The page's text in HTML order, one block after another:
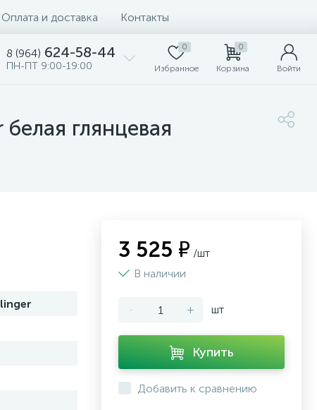
Оплата и доставка Контакты
8 (964) 624-58-44
ПН-ПТ 9:00-19:00
0
Избранное
0
Корзина Войти
глянцевая
3 525 ₽ /шт
В наличии
- + шт
Купить
Добавить к сравнению